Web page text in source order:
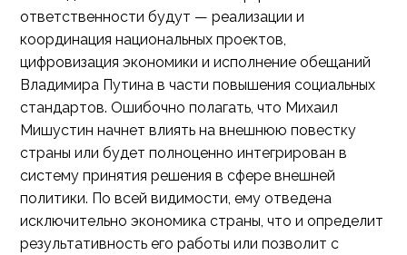
ответственности будут — реализации и
координация национальных проектов,
цифровизация экономики и исполнение обещаний
Владимира Путина в части повышения социальных
стандартов. Ошибочно полагать, что Михаил
Мишустин начнет влиять на внешнюю повестку
страны или будет полноценно интегрирован в
систему принятия решения в сфере внешней
политики. По всей видимости, ему отведена
исключительно экономика страны, что и определит
результативность его работы или позволит с